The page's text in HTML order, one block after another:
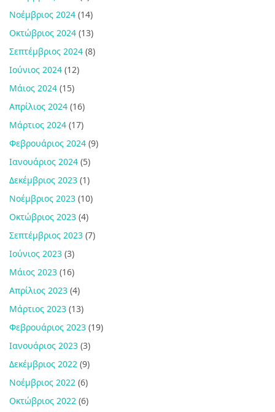
Νοέμβριος 2024 (14)
Οκτώβριος 2024 (13)
Σεπτέμβριος 2024 (8)
Ιούνιος 2024 (12)
Μάιος 2024 (15)
Απρίλιος 2024 (16)
Μάρτιος 2024 (17)
Φεβρουάριος 2024 (9)
Ιανουάριος 2024 (5)
Δεκέμβριος 2023 (1)
Νοέμβριος 2023 (10)
Οκτώβριος 2023 (4)
Σεπτέμβριος 2023 (7)
Ιούνιος 2023 (3)
Μάιος 2023 (16)
Απρίλιος 2023 (4)
Μάρτιος 2023 (13)
Φεβρουάριος 2023 (19)
Ιανουάριος 2023 (3)
Δεκέμβριος 2022 (9)
Νοέμβριος 2022 (6)
Οκτώβριος 2022 (6)